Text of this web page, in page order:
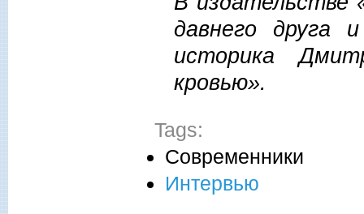
давнего друга
историка
кровью».
Tags:
Современники
Интервью